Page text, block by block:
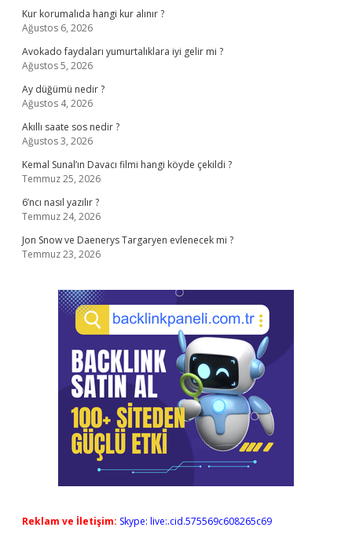
Kur korumalıda hangi kur alınır ?
Ağustos 6, 2026
Avokado faydaları yumurtalıklara iyi gelir mi ?
Ağustos 5, 2026
Ay düğümü nedir ?
Ağustos 4, 2026
Akıllı saate sos nedir ?
Ağustos 3, 2026
Kemal Sunal’ın Davacı filmi hangi köyde çekildi ?
Temmuz 25, 2026
6’ncı nasıl yazılır ?
Temmuz 24, 2026
Jon Snow ve Daenerys Targaryen evlenecek mi ?
Temmuz 23, 2026
Reklam ve İletişim: Skype: live:.cid.575569c608265c69